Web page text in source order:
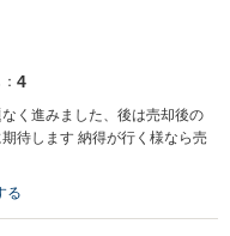
4
く進みました、後は売却後の
行く様なら売
る